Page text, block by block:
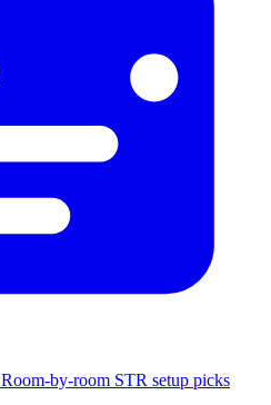
Room-by-room STR setup picks